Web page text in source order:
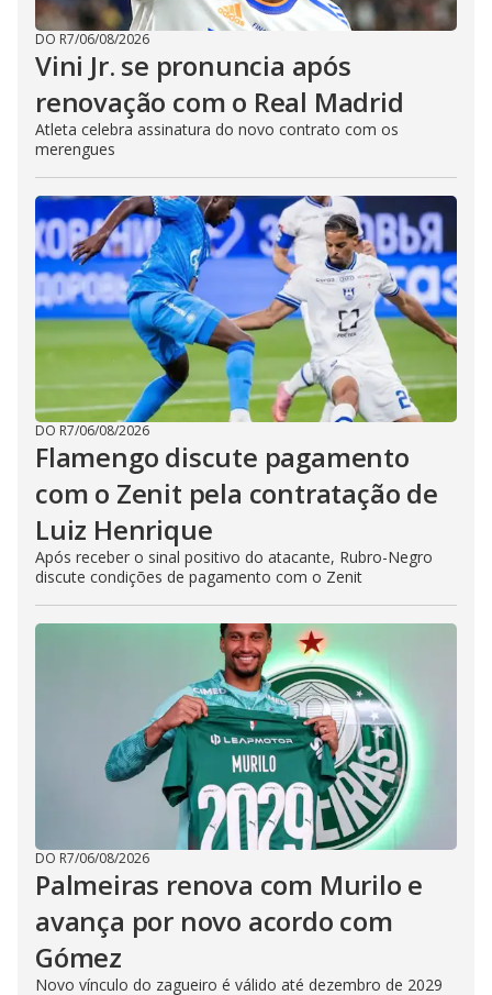
DO R7/06/08/2026
Vini Jr. se pronuncia após
renovação com o Real Madrid
Atleta celebra assinatura do novo contrato com os
merengues
DO R7/06/08/2026
Flamengo discute pagamento
com o Zenit pela contratação de
Luiz Henrique
Após receber o sinal positivo do atacante, Rubro-Negro
discute condições de pagamento com o Zenit
DO R7/06/08/2026
Palmeiras renova com Murilo e
avança por novo acordo com
Gómez
Novo vínculo do zagueiro é válido até dezembro de 2029